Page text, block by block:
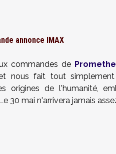
annonce IMAX
commandes de
nous fait tout simplement
origines de l'humanité,
30 mai n'arrivera jamais